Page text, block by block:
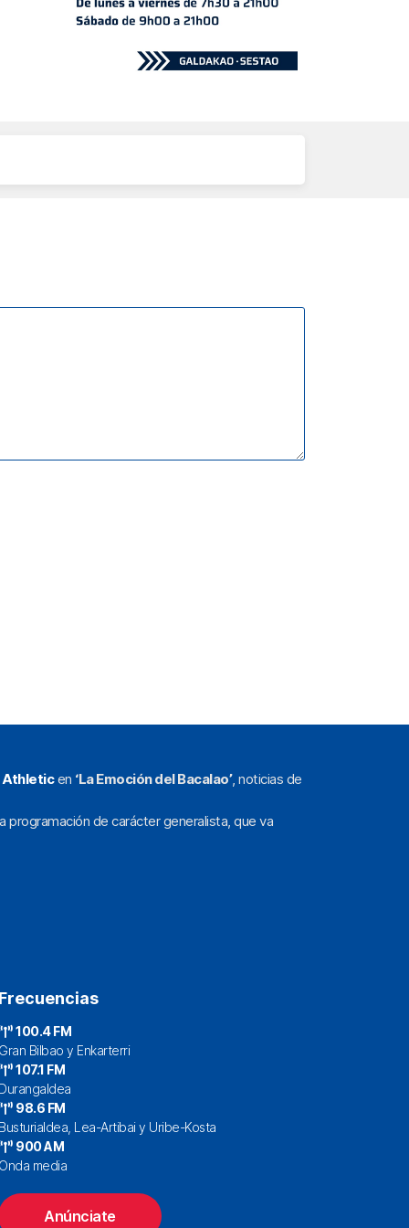
Athleticen ‘La Emoción del Bacalao’, noticias de
programación de carácter generalista, que va
Frecuencias
100.4 FM
Gran Bilbao y Enkarterri
107.1 FM
Durangaldea
98.6 FM
Busturialdea, Lea-Artibai y Uribe-Kosta
900 AM
Onda media
Anúnciate